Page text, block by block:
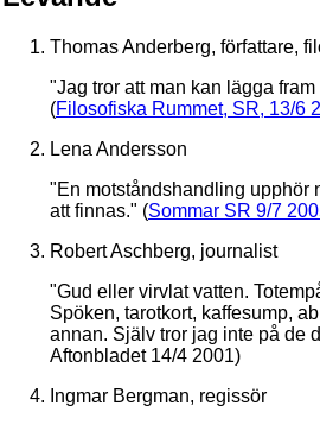
Thomas Anderberg, författare,
"Jag tror att man kan lägga
(Filosofiska Rummet, SR, 13/6
Lena Andersson
"En motståndshandling upphör
att finnas." (Sommar SR 9/7
Robert Aschberg, journalist
"Gud eller virvlat vatten.
Spöken, tarotkort, kaffesump,
annan. Själv tror jag inte på de
Aftonbladet 14/4 2001)
Ingmar Bergman, regissör